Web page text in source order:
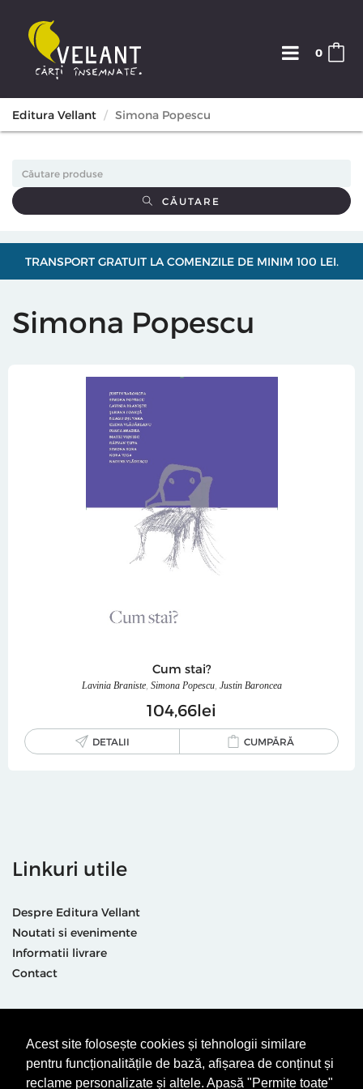
Acest site folosește cookies și tehnologii similare
pentru funcționalitățile de bază, afișarea de conținut și
reclame personalizate și altele. Apasă "Permite toate"
0
Editura Vellant Simona Popescu
CĂUTARE
TRANSPORT GRATUIT LA COMENZILE DE MINIM 100 LEI.
Simona Popescu
Cum stai?
Lavinia Braniste, Simona Popescu, Justin Baroncea
104 66lei
DETALII CUMPĂRĂ
Linkuri utile
Despre Editura Vellant
Noutati si evenimente
Informatii livrare
Contact